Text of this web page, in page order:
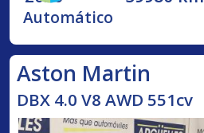
Automático
Aston Martin
DBX 4.0 V8 AWD 551cv